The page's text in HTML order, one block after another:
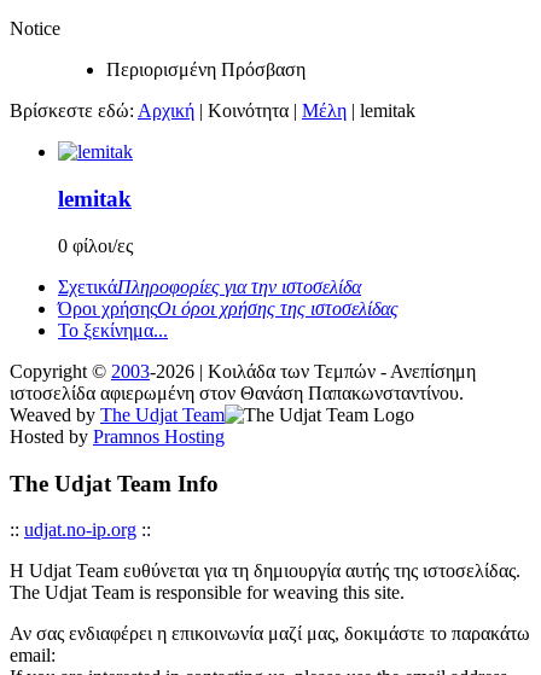
Notice
Περιορισμένη Πρόσβαση
Βρίσκεστε εδώ: Αρχική | Κοινότητα | Μέλη | lemitak
lemitak
0 φίλοι/ες
ΣχετικάΠληροφορίες για την ιστοσελίδα
Όροι χρήσηςΟι όροι χρήσης της ιστοσελίδας
Το ξεκίνημα...
Copyright © 2003-2026 | Κοιλάδα των Τεμπών - Ανεπίσημη
ιστοσελίδα αφιερωμένη στον Θανάση Παπακωνσταντίνου.
Weaved by The Udjat Team
Hosted by Pramnos Hosting
The Udjat Team Info
:: udjat.no-ip.org ::
Η Udjat Team ευθύνεται για τη δημιουργία αυτής της ιστοσελίδας.
The Udjat Team is responsible for weaving this site.
Αν σας ενδιαφέρει η επικοινωνία μαζί μας, δοκιμάστε το παρακάτω
email: